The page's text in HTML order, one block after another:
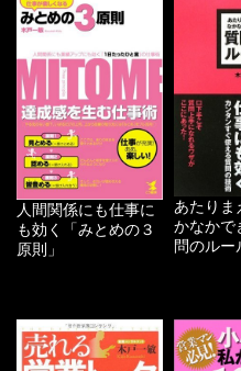
人間関係にも仕事に
も効く「みとめの３
原則」
あたりま
かなかで
問のルー